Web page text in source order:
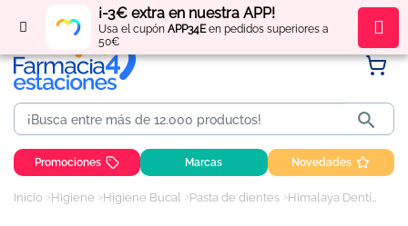
¡-3€ extra en nuestra APP!
Usa el cupón APP34Een pedidos superiores a
50€
Regístratey obténpuntos por tus compras

Promociones Marcas Novedades
Inicio Higiene Higiene Bucal Pasta de dientes Himalaya Dentífrico Menta Fresca, 75 ml